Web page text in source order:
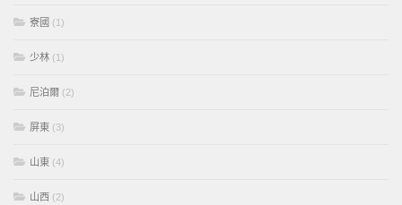
寮國 (1)
少林 (1)
尼泊爾 (2)
屏東 (3)
山東 (4)
山西 (2)